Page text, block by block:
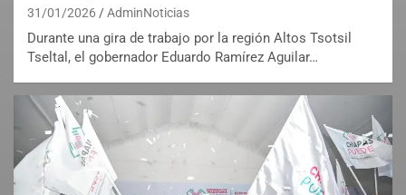
31/01/2026 AdminNoticias
Durante una gira de trabajo por la región Altos Tsotsil
Tseltal, el gobernador Eduardo Ramírez Aguilar…